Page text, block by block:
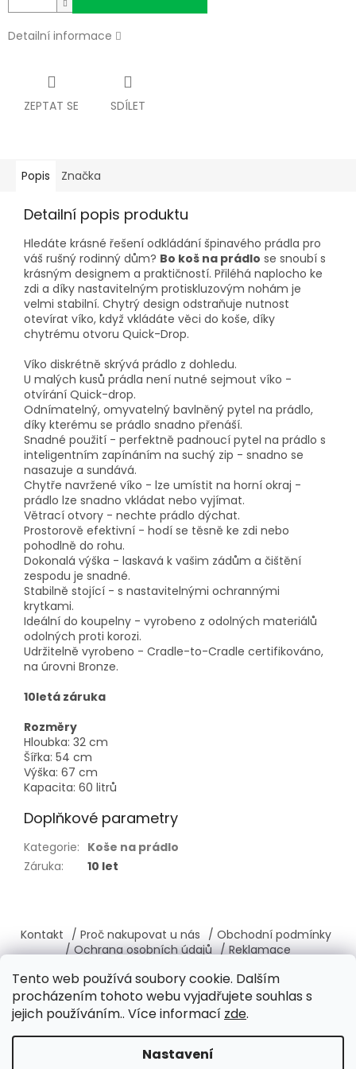
Tento web používá soubory cookie. Dalším
procházením tohoto webu vyjadřujete souhlas s
jejich používáním.. Více informací zde.
Nastavení
Detailní informace
ZEPTAT SE SDÍLET
Popis Značka
Detailní popis produktu
Hledáte krásné řešení odkládání špinavého prádla pro
váš rušný rodinný dům? Bo koš na prádlo se snoubí s
krásným designem a praktičností. Přiléhá naplocho ke
zdi a díky nastavitelným protiskluzovým nohám je
velmi stabilní. Chytrý design odstraňuje nutnost
otevírat víko, když vkládáte věci do koše, díky
chytrému otvoru Quick-Drop.
Víko diskrétně skrývá prádlo z dohledu.
U malých kusů prádla není nutné sejmout víko -
otvírání Quick-drop.
Odnímatelný, omyvatelný bavlněný pytel na prádlo,
díky kterému se prádlo snadno přenáší.
Snadné použití - perfektně padnoucí pytel na prádlo s
inteligentním zapínáním na suchý zip - snadno se
nasazuje a sundává.
Chytře navržené víko - lze umístit na horní okraj -
prádlo lze snadno vkládat nebo vyjímat.
Větrací otvory - nechte prádlo dýchat.
Prostorově efektivní - hodí se těsně ke zdi nebo
pohodlně do rohu.
Dokonalá výška - laskavá k vašim zádům a čištění
zespodu je snadné.
Stabilně stojící - s nastavitelnými ochrannými
krytkami.
Ideální do koupelny - vyrobeno z odolných materiálů
odolných proti korozi.
Udržitelně vyrobeno - Cradle-to-Cradle certifikováno,
na úrovni Bronze.
10letá záruka
Rozměry
Hloubka: 32 cm
Šířka: 54 cm
Výška: 67 cm
Kapacita: 60 litrů
Doplňkové parametry
Kategorie: Koše na prádlo
Záruka: 10 let
p
a
Kontakt / Proč nakupovat u nás / Obchodní podmínky
/ Ochrana osobních údajů / Reklamace
Vytvořil Shoptet